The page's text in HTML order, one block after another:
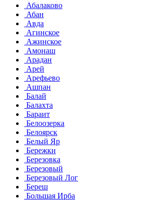
Абалаково
Абан
Авда
Агинское
Ажинское
Амонаш
Арадан
Арей
Арефьево
Ашпан
Балай
Балахта
Бараит
Белоозерка
Белоярск
Белый Яр
Бережки
Березовка
Березовый
Березовый Лог
Береш
Большая Ирба